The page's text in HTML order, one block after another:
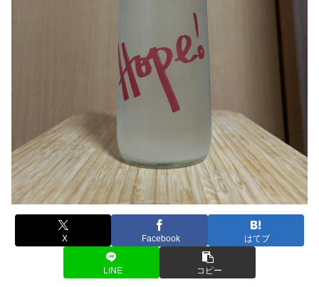
X Facebook はてブ
LINE コピー